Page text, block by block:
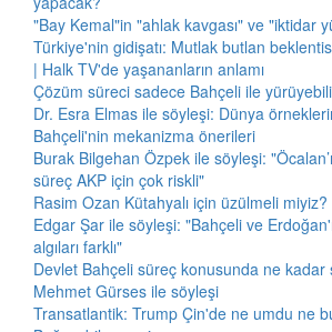
"Bay Kemal"in "ahlak kavgası" ve "iktidar
Türkiye'nin gidişatı: Mutlak butlan
| Halk TV'de yaşananların anlamı
Çözüm süreci sadece Bahçeli ile
Dr. Esra Elmas ile söyleşi: Dünya
Bahçeli'nin mekanizma önerileri
Burak Bilgehan Özpek ile söyleşi:
süreç AKP için çok riskli"
Rasim Ozan Kütahyalı için üzülmeli miyiz?
Edgar Şar ile söyleşi: "Bahçeli ve
algıları farklı"
Devlet Bahçeli süreç konusunda ne kadar
Mehmet Gürses ile söyleşi
Transatlantik: Trump Çin'de ne umdu ne